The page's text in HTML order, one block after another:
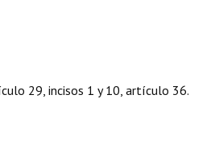
29, incisos 1 y 10, artículo 36.